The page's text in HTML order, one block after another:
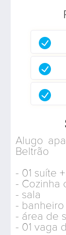
Alugo
Beltrão
- 01 suíte
- Cozinha
- sala
-
- área de
- 01 vaga